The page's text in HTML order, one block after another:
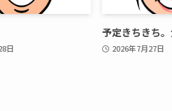
日
予定きちきち
2026年7月27日